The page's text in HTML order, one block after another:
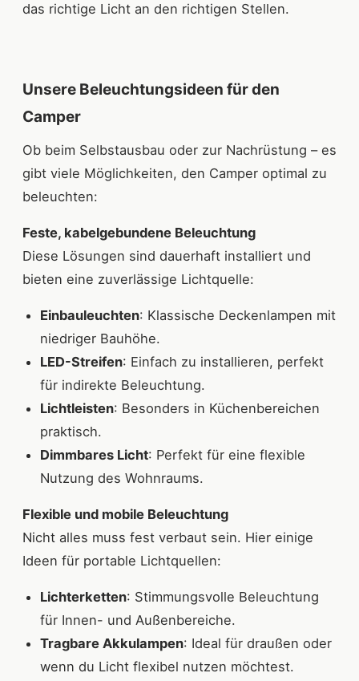
das richtige Licht an den richtigen Stellen.
Unsere Beleuchtungsideen für den
Camper
Ob beim Selbstausbau oder zur Nachrüstung – es
gibt viele Möglichkeiten, den Camper optimal zu
beleuchten:
Feste, kabelgebundene Beleuchtung
Diese Lösungen sind dauerhaft installiert und
bieten eine zuverlässige Lichtquelle:
Einbauleuchten: Klassische Deckenlampen mit
niedriger Bauhöhe.
LED-Streifen: Einfach zu installieren, perfekt
für indirekte Beleuchtung.
Lichtleisten: Besonders in Küchenbereichen
praktisch.
Dimmbares Licht: Perfekt für eine flexible
Nutzung des Wohnraums.
Flexible und mobile Beleuchtung
Nicht alles muss fest verbaut sein. Hier einige
Ideen für portable Lichtquellen:
Lichterketten: Stimmungsvolle Beleuchtung
für Innen- und Außenbereiche.
Tragbare Akkulampen: Ideal für draußen oder
wenn du Licht flexibel nutzen möchtest.